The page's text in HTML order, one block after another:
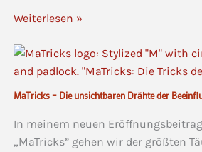
Weiterlesen »
MaTricks – Die unsichtbaren Drähte der
In meinem neuen
„MaTricks” gehen wir der größten